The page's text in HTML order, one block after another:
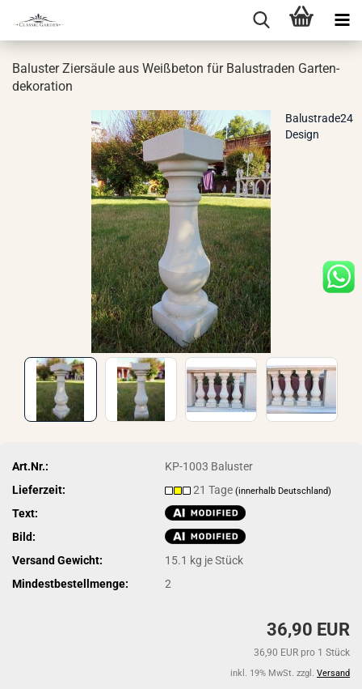
Ba­lus­ter Zier­säu­le aus Weiß­be­ton für Ba­lus­tra­den Gar­ten­
de­ko­ra­ti­on
Balustrade24
Design
Art.Nr.:
KP-1003 Baluster
Lieferzeit:
21 Tage(innerhalb Deutschland)
Text:
Bild:
Versand Gewicht:
15.1 kg je Stück
Mindestbestellmenge:
2
36,90 EUR
36,90 EUR pro 1 Stück
inkl. 19% MwSt. zzgl. Versand